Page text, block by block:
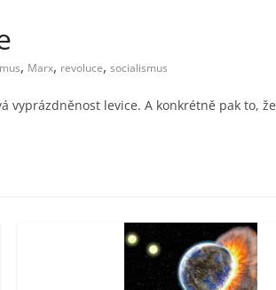
, Marx, revoluce, socialismus
vyprázdněnost levice. A konkrétně pak to, že